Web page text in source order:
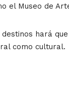
el Museo de
hará
como cultural.